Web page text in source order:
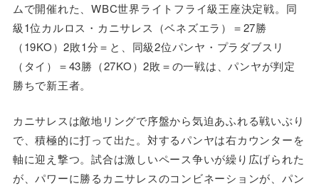
ムで開催れた、WBC世界ライトフライ級王座決定戦。同
級1位カルロス・カニサレス（ベネズエラ）＝27勝
（19KO）2敗1分＝と、同級2位パンヤ・プラダブスリ
（タイ）＝43勝（27KO）2敗＝の一戦は、パンヤが判定
勝ちで新王者。
カニサレスは敵地リングで序盤から気迫あふれる戦いぶり
で、積極的に打って出た。対するパンヤは右カウンターを
軸に迎え撃つ。試合は激しいペース争いが繰り広げられた
が、パワーに勝るカニサレスのコンビネーションが、パン